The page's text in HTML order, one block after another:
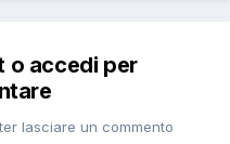
o accedi per
lasciare un commento